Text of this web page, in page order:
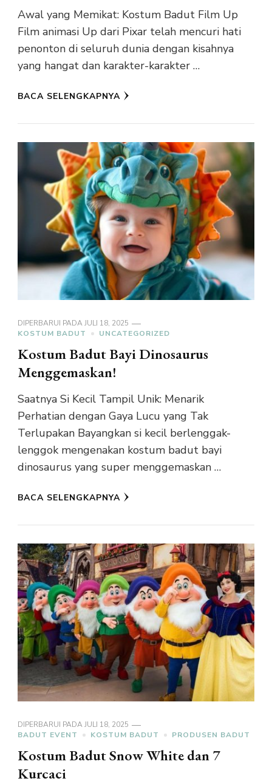
Awal yang Memikat: Kostum Badut Film Up
Film animasi Up dari Pixar telah mencuri hati
penonton di seluruh dunia dengan kisahnya
yang hangat dan karakter-karakter …
BACA SELENGKAPNYA
DIPERBARUI PADAJULI 18, 2025
KOSTUM BADUT
UNCATEGORIZED
Kostum Badut Bayi Dinosaurus
Menggemaskan!
Saatnya Si Kecil Tampil Unik: Menarik
Perhatian dengan Gaya Lucu yang Tak
Terlupakan Bayangkan si kecil berlenggak-
lenggok mengenakan kostum badut bayi
dinosaurus yang super menggemaskan …
BACA SELENGKAPNYA
DIPERBARUI PADAJULI 18, 2025
BADUT EVENT
KOSTUM BADUT PRODUSEN BADUT
Kostum Badut Snow White dan 7
Kurcaci